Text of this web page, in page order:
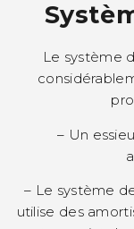
Le système
– Un
– Le système
utilise des